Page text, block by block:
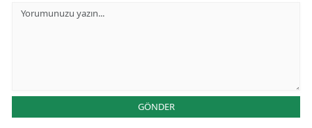
GÖNDER